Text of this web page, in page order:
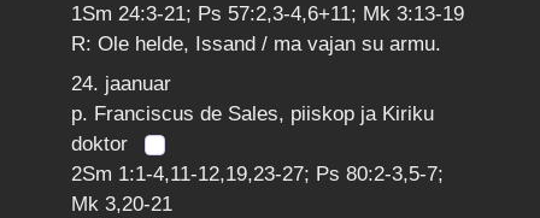
1Sm 24:3-21; Ps 57:2,3-4,6+11; Mk 3:13-19
R: Ole helde, Issand / ma vajan su armu.
24. jaanuar
p. Franciscus de Sales, piiskop ja Kiriku
doktor
2Sm 1:1-4,11-12,19,23-27; Ps 80:2-3,5-7;
Mk 3,20-21